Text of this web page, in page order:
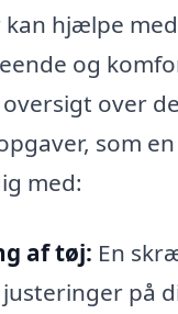
kan hjælpe
og
over
som
med:
af tøj: En
på